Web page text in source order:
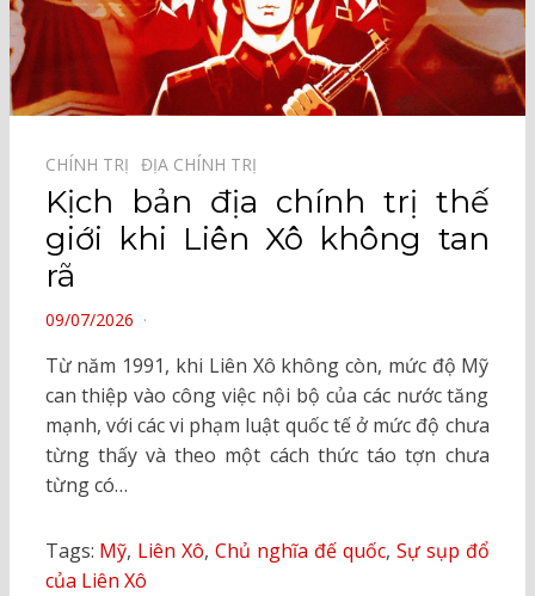
CHÍNH TRỊ⠀ ĐỊA CHÍNH TRỊ⠀
Kịch bản địa chính trị thế
giới khi Liên Xô không tan
rã
POSTED
09/07/2026
Từ năm 1991, khi Liên Xô không còn, mức độ Mỹ
can thiệp vào công việc nội bộ của các nước tăng
mạnh, với các vi phạm luật quốc tế ở mức độ chưa
từng thấy và theo một cách thức táo tợn chưa
từng có…
Tags: Mỹ, Liên Xô,Chủ nghĩa đế quốc, Sự sụp đổ
của Liên Xô